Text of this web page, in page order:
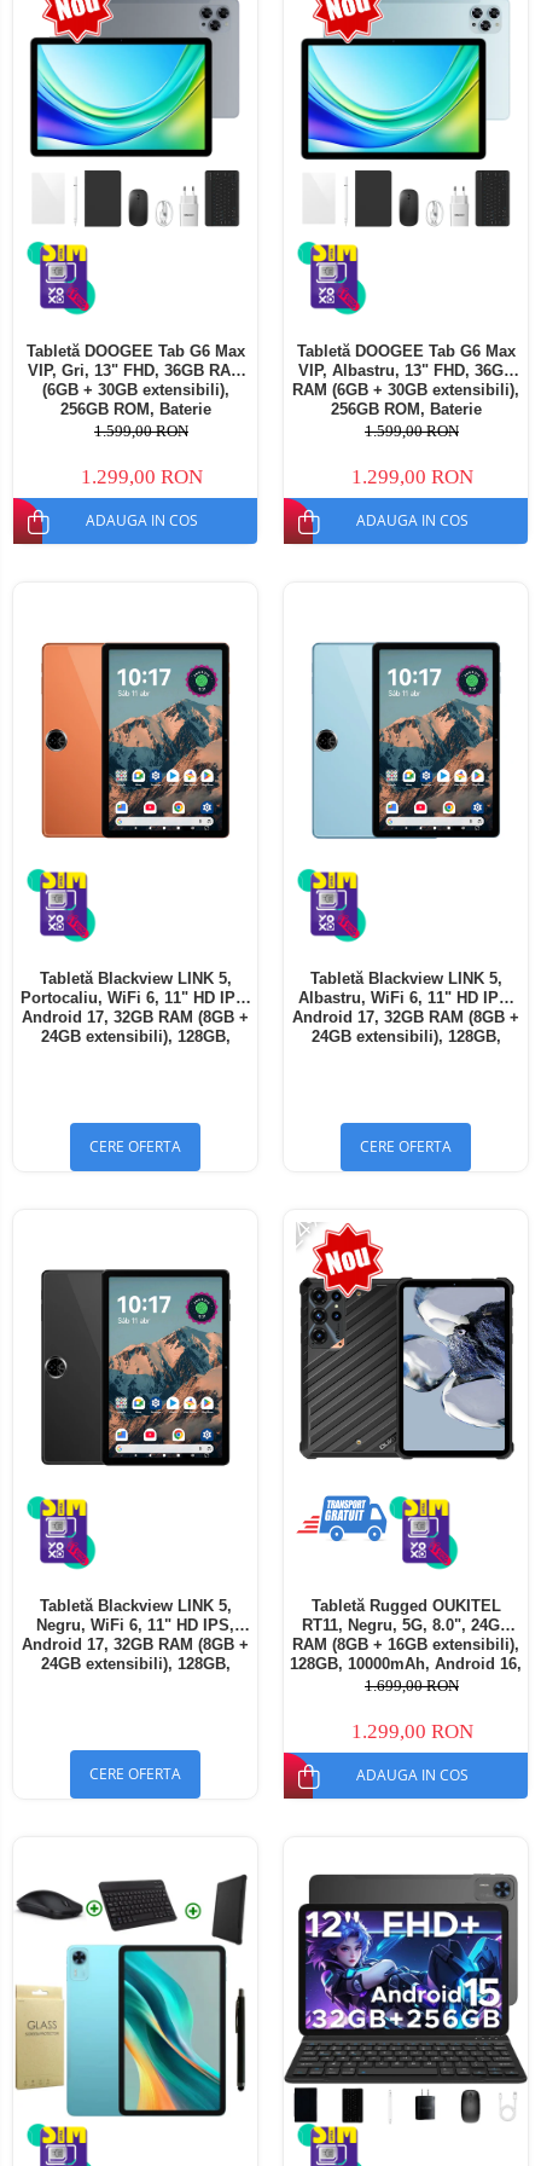
Telefoane mobile Ulefone
Telefoane mobile Unihertz
Telefoane mobile Cubot
Telefoane mobile Blackview
Telefoane mobile OSCAL
Telefoane mobile Fossibot
Telefoane mobile Lagenio
Telefoane mobile Samsung
Telefoane mobile iSEN
Telefoane mobile HUAWEI
Telefoane mobile iHunt
Telefoane mobile Xiaomi
Telefoane mobile Realme
Telefoane mobile ZTE Nubia
Tabletă DOOGEE Tab G6 Max
VIP, Gri, 13" FHD, 36GB RAM
(6GB + 30GB extensibili),
256GB ROM, Baterie
10800mAh, Android, Wi-Fi
1.599,00 RON
1.299,00 RON
ADAUGA IN COS
Tabletă DOOGEE Tab G6 Max
VIP, Albastru, 13" FHD, 36GB
RAM (6GB + 30GB extensibili),
256GB ROM, Baterie
10800mAh, Android, Wi-Fi
1.599,00 RON
1.299,00 RON
ADAUGA IN COS
Tabletă Blackview LINK 5,
Portocaliu, WiFi 6, 11" HD IPS,
Android 17, 32GB RAM (8GB +
24GB extensibili), 128GB,
CERE OFERTA
Tabletă Blackview LINK 5,
Albastru, WiFi 6, 11" HD IPS,
Android 17, 32GB RAM (8GB +
24GB extensibili), 128GB,
CERE OFERTA
Tabletă Blackview LINK 5,
Negru, WiFi 6, 11" HD IPS,
Android 17, 32GB RAM (8GB +
24GB extensibili), 128GB,
CERE OFERTA
-24%
Tabletă Rugged OUKITEL
RT11, Negru, 5G, 8.0", 24GB
RAM (8GB + 16GB extensibili),
128GB, 10000mAh, Android 16,
Cameră 16MP AI, Dock
1.699,00 RON
1.299,00 RON
ADAUGA IN COS